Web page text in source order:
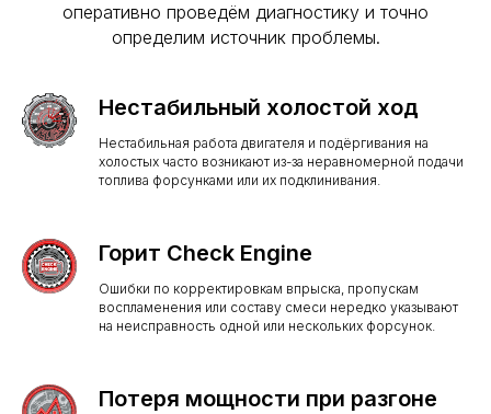
оперативно проведём диагностику и точно
определим источник проблемы.
Нестабильный холостой ход
Нестабильная работа двигателя и подёргивания на
холостых часто возникают из-за неравномерной подачи
топлива форсунками или их подклинивания.
Горит Check Engine
Ошибки по корректировкам впрыска, пропускам
воспламенения или составу смеси нередко указывают
на неисправность одной или нескольких форсунок.
Потеря мощности при разгоне